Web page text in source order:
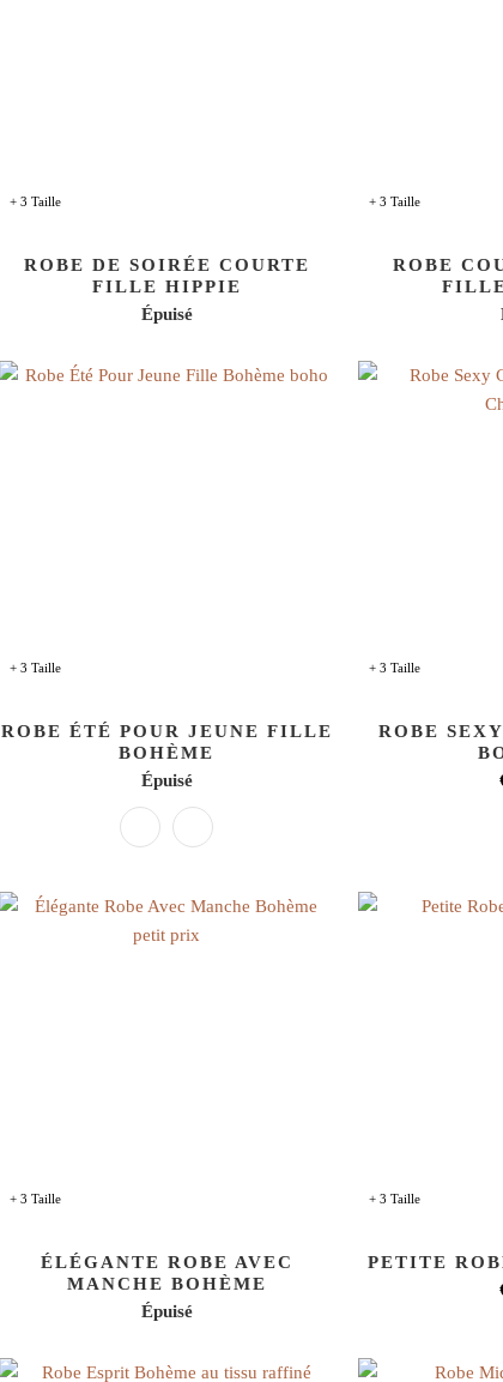
+ 3 Taille
ROBE DE SOIRÉE COURTE
FILLE HIPPIE
Épuisé
+ 3 Taille
ROBE
+ 3 Taille
ROBE ÉTÉ POUR JEUNE FILLE
BOHÈME
Épuisé
+ 3 Taille
ROBE
+ 3 Taille
ÉLÉGANTE ROBE AVEC
MANCHE BOHÈME
Épuisé
+ 3 Taille
PETITE